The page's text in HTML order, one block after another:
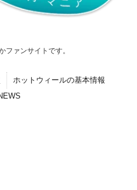
ファンサイトです。
ホットウィールの基本情報